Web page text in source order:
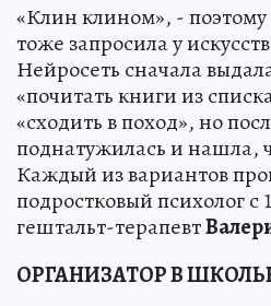
«Клин клином», - поэтому
тоже запросила у
Нейросеть сначала
«почитать книги из
«сходить в поход», но
поднатужилась и нашла,
Каждый из вариантов
подростковый психолог
гештальт-терапевт
ОРГАНИЗАТОР В